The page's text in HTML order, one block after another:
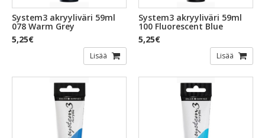
System3 akryyliväri 59ml
078 Warm Grey
5,25€
Lisää
System3 akryyliväri 59ml
100 Fluorescent Blue
5,25€
Lisää